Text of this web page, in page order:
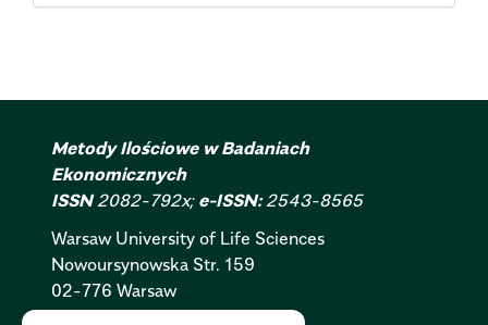
Metody Ilościowe w Badaniach
Ekonomicznych
ISSN2082-792x; e-ISSN: 2543-8565
Warsaw University of Life Sciences
Nowoursynowska Str. 159
02-776 Warsaw